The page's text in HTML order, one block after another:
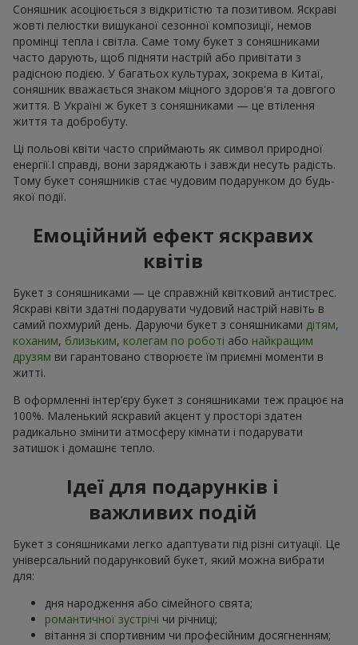
Соняшник асоціюється з відкритістю та позитивом. Яскраві
жовті пелюстки вишуканої сезонної композиції, немов
промінці тепла і світла. Саме тому букет з соняшниками
часто дарують, щоб підняти настрій або привітати з
радісною подією. У багатьох культурах, зокрема в Китаї,
соняшник вважається знаком міцного здоров'я та довгого
життя. В Україні ж букет з соняшниками — це втілення
життя та добробуту.
Ці польові квіти часто сприймають як символ природної
енергії.І справді, вони заряджають і завжди несуть радість.
Тому букет соняшників стає чудовим подарунком до будь-
якої події.
Емоційний ефект яскравих
квітів
Букет з соняшниками — це справжній квітковий антистрес.
Яскраві квіти здатні подарувати чудовий настрій навіть в
самий похмурий день. Даруючи букет з соняшниками дітям,
коханим, близьким, колегам по роботі або найкращим
друзям ви гарантовано створюєте їм приємні моменти в
житті.
В оформленні інтер’єру букет з соняшниками теж працює на
100%. Маленький яскравий акцент у просторі здатен
радикально змінити атмосферу кімнати і подарувати
затишок і домашнє тепло.
Ідеї для подарунків і
важливих подій
Букет з соняшниками легко адаптувати під різні ситуації. Це
універсальний подарунковий букет, який можна вибрати
для:
дня народження або сімейного свята;
романтичної зустрічі чи річниці;
вітання зі спортивним чи професійним досягненням;